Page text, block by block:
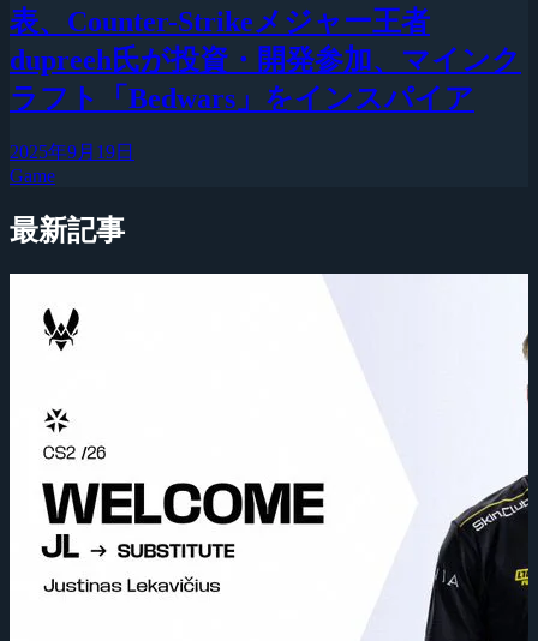
表、Counter-Strikeメジャー王者
dupreeh氏が投資・開発参加、マインク
ラフト「Bedwars」をインスパイア
2025年9月19日
Game
最新記事